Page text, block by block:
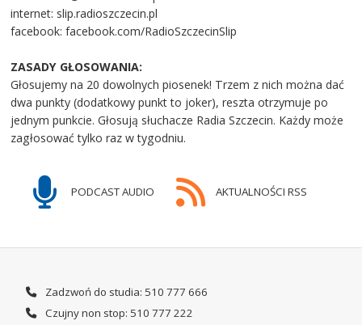
internet: slip.radioszczecin.pl
facebook: facebook.com/RadioSzczecinSlip
ZASADY GŁOSOWANIA:
Głosujemy na 20 dowolnych piosenek! Trzem z nich można dać
dwa punkty (dodatkowy punkt to joker), reszta otrzymuje po
jednym punkcie. Głosują słuchacze Radia Szczecin. Każdy może
zagłosować tylko raz w tygodniu.
PODCAST AUDIO AKTUALNOŚCI RSS
Zadzwoń do studia: 510 777 666
Czujny non stop: 510 777 222